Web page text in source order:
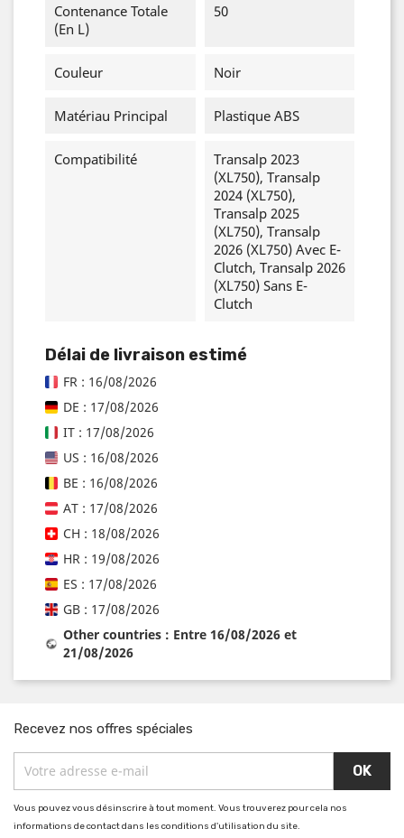
Contenance Totale
(en L)
50
Couleur Noir
Matériau Principal Plastique ABS
Compatibilité
Transalp 2023
(XL750), Transalp
2024 (XL750),
Transalp 2025
(XL750), Transalp
2026 (XL750) Avec E-
Clutch, Transalp 2026
(XL750) Sans E-
Clutch
Délai de livraison estimé
FR : 16/08/2026
DE : 17/08/2026
IT : 17/08/2026
US : 16/08/2026
BE : 16/08/2026
AT : 17/08/2026
CH : 18/08/2026
HR : 19/08/2026
ES : 17/08/2026
GB : 17/08/2026
Other countries : Entre 16/08/2026 et
21/08/2026
Recevez nos offres spéciales
Vous pouvez vous désinscrire à tout moment. Vous trouverez pour cela nos
informations de contact dans les conditions d'utilisation du site.